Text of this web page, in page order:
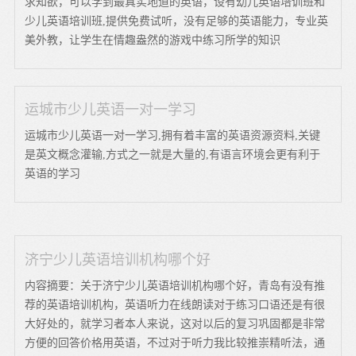
少儿英语培训班,提供免费试听，没有足够的英语能力，专业英
美外教，让学生在情趣盎然的游戏中练习所学的知识
运城市少儿英语一对一学习
运城市少儿英语一对一学习,拥有着丰富的英语资源资料,关键
是英文概念灌输,方式之一就是大量的,有语言环境会更有利于
英语的学习
济宁少儿英语培训机构哪个好
内容摘要：关于济宁少儿英语培训机构哪个好，青岛有没有推
荐的英语培训机构，英语听力在线朗读对于练习口语还是有很
大好处的，就学习者本人来说，这对以后的复习巩固都是非常
方便的回答价格用英语，不过对于听力我比较推崇精听法，通